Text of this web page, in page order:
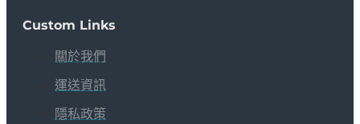
Custom Links
關於我們
運送資訊
隱私政策